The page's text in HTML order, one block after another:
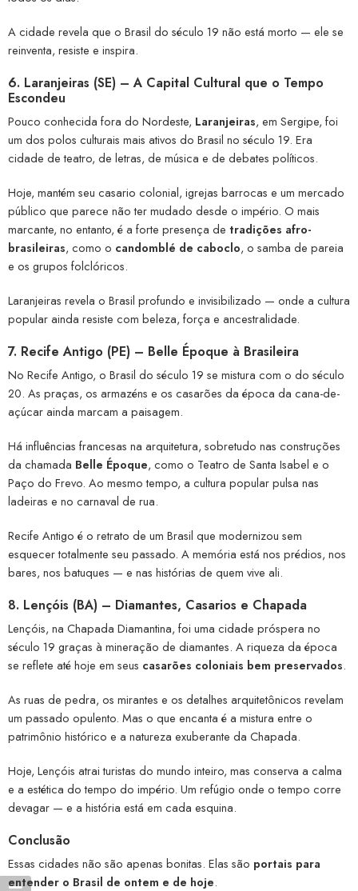
A cidade revela que o Brasil do século 19 não está morto — ele se
reinventa, resiste e inspira.
6. Laranjeiras (SE) – A Capital Cultural que o Tempo
Escondeu
Pouco conhecida fora do Nordeste, Laranjeiras, em Sergipe, foi
um dos polos culturais mais ativos do Brasil no século 19. Era
cidade de teatro, de letras, de música e de debates políticos.
Hoje, mantém seu casario colonial, igrejas barrocas e um mercado
público que parece não ter mudado desde o império. O mais
marcante, no entanto, é a forte presença de tradições afro-
brasileiras, como o candomblé de caboclo, o samba de pareia
e os grupos folclóricos.
Laranjeiras revela o Brasil profundo e invisibilizado — onde a cultura
popular ainda resiste com beleza, força e ancestralidade.
7. Recife Antigo (PE) – Belle Époque à Brasileira
No Recife Antigo, o Brasil do século 19 se mistura com o do século
20. As praças, os armazéns e os casarões da época da cana-de-
açúcar ainda marcam a paisagem.
Há influências francesas na arquitetura, sobretudo nas construções
da chamada Belle Époque, como o Teatro de Santa Isabel e o
Paço do Frevo. Ao mesmo tempo, a cultura popular pulsa nas
ladeiras e no carnaval de rua.
Recife Antigo é o retrato de um Brasil que modernizou sem
esquecer totalmente seu passado. A memória está nos prédios, nos
bares, nos batuques — e nas histórias de quem vive ali.
8. Lençóis (BA) – Diamantes, Casarios e Chapada
Lençóis, na Chapada Diamantina, foi uma cidade próspera no
século 19 graças à mineração de diamantes. A riqueza da época
se reflete até hoje em seus casarões coloniais bem preservados.
As ruas de pedra, os mirantes e os detalhes arquitetônicos revelam
um passado opulento. Mas o que encanta é a mistura entre o
patrimônio histórico e a natureza exuberante da Chapada.
Hoje, Lençóis atrai turistas do mundo inteiro, mas conserva a calma
e a estética do tempo do império. Um refúgio onde o tempo corre
devagar — e a história está em cada esquina.
Conclusão
Essas cidades não são apenas bonitas. Elas são portais para
entender o Brasil de ontem e de hoje.